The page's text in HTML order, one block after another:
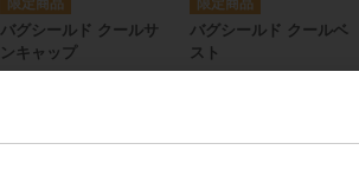
バグシールド クールサ
ンキャップ
バグシールド クールベ
スト